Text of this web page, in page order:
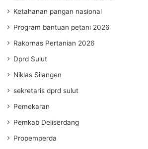
Ketahanan pangan nasional
Program bantuan petani 2026
Rakornas Pertanian 2026
Dprd Sulut
Niklas Silangen
sekretaris dprd sulut
Pemekaran
Pemkab Deliserdang
Propemperda